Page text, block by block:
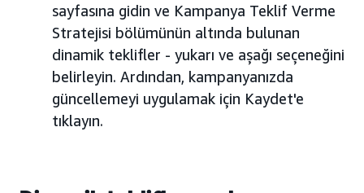
sayfasına gidin ve Kampanya Teklif Verme
Stratejisi bölümünün altında bulunan
dinamik teklifler - yukarı ve aşağı seçeneğini
belirleyin. Ardından, kampanyanızda
güncellemeyi uygulamak için Kaydet'e
tıklayın.